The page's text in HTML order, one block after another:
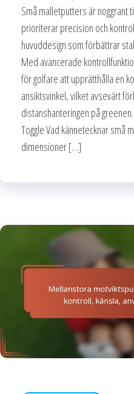
Små malletputters är noggrant
prioriterar precision och
huvuddesign som förbättrar
Med avancerade
för golfare att upprätthålla en
ansiktsvinkel, vilket avsevärt
distanshanteringen på
Toggle Vad kännetecknar små
dimensioner […]